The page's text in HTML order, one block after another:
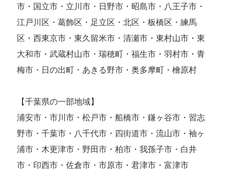
市・国立市・立川市・日野市・昭島市・八王子市・
江戸川区・葛飾区・足立区・北区・板橋区・練馬
区・西東京市・東久留米市・清瀬市・東村山市・東
大和市・武蔵村山市・瑞穂町・福生市・羽村市・青
梅市・日の出町・あきる野市・奥多摩町・檜原村
【千葉県の一部地域】
浦安市・市川市・松戸市・船橋市・鎌ヶ谷市・習志
野市・千葉市・八千代市・四街道市・流山市・袖ヶ
浦市・木更津市・野田市・柏市・我孫子市・白井
市・印西市・佐倉市・市原市・君津市・富津市